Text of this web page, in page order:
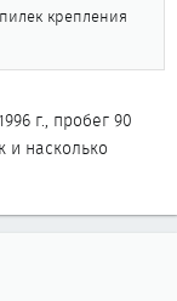
крепления
г., пробег 90
и насколько